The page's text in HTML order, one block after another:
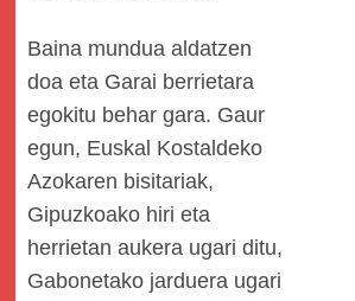
Baina mundua aldatzen
doa eta Garai berrietara
egokitu behar gara. Gaur
egun, Euskal Kostaldeko
Azokaren bisitariak,
Gipuzkoako hiri eta
herrietan aukera ugari ditu,
Gabonetako jarduera ugari